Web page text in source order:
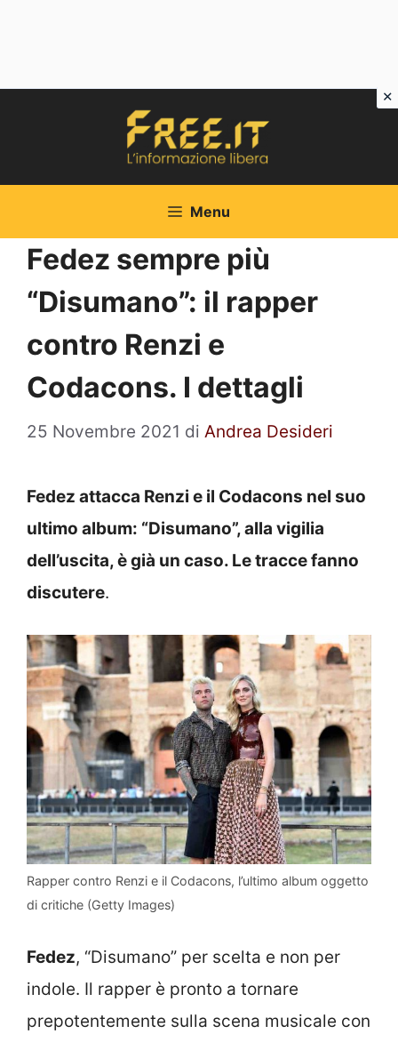
Menu
Fedez sempre più
“Disumano”: il rapper
contro Renzi e
Codacons. I dettagli
25 Novembre 2021 di Andrea Desideri
Fedez attacca Renzi e il Codacons nel suo
ultimo album: “Disumano”, alla vigilia
dell’uscita, è già un caso. Le tracce fanno
discutere.
Rapper contro Renzi e il Codacons, l’ultimo album oggetto
di critiche (Getty Images)
Fedez, “Disumano” per scelta e non per
indole. Il rapper è pronto a tornare
prepotentemente sulla scena musicale con